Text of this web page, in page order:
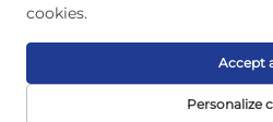
cookies.
Personalize
Accept